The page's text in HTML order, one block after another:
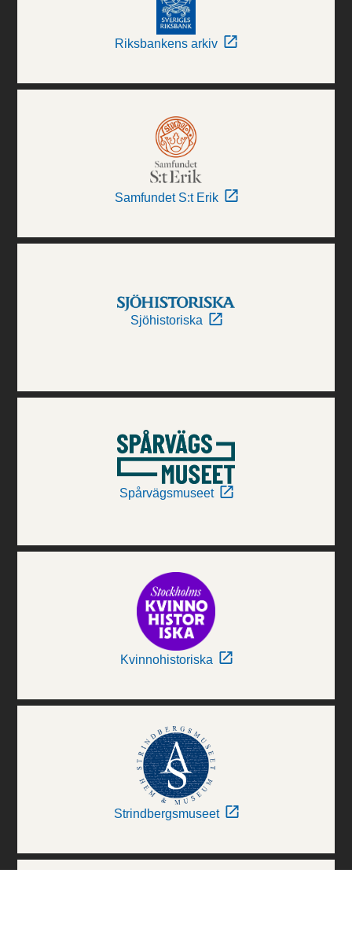
Riksbankens arkiv
Samfundet S:t Erik
Sjöhistoriska
Spårvägsmuseet
Kvinnohistoriska
Strindbergsmuseet